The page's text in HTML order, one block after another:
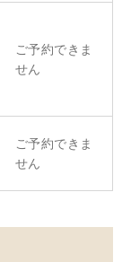
ご予約できま
せん
ご予約できま
せん